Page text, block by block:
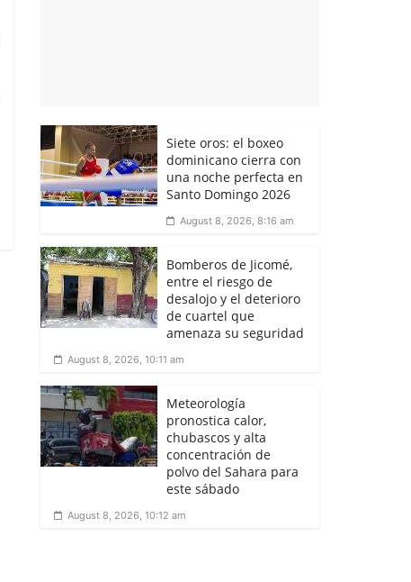
Siete oros: el boxeo
dominicano cierra con
una noche perfecta en
Santo Domingo 2026
August 8, 2026, 8:16 am
Bomberos de Jicomé,
entre el riesgo de
desalojo y el deterioro
de cuartel que
amenaza su seguridad
August 8, 2026, 10:11 am
Meteorología
pronostica calor,
chubascos y alta
concentración de
polvo del Sahara para
este sábado
August 8, 2026, 10:12 am